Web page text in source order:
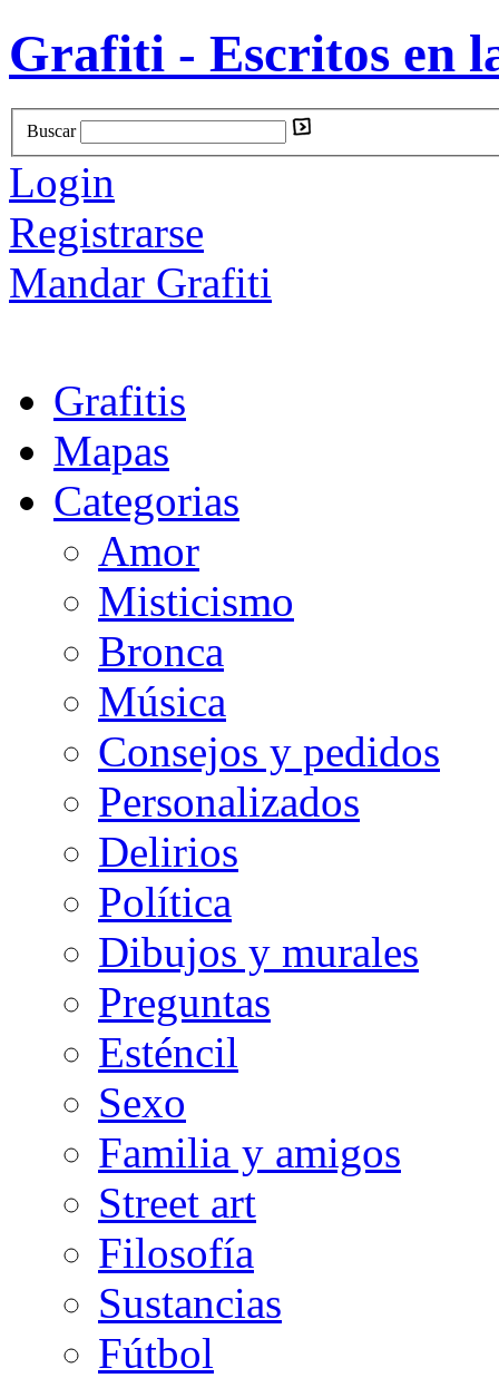
Grafiti - Escritos en
Buscar
Login
Registrarse
Mandar Grafiti
Grafitis
Mapas
Categorias
Amor
Misticismo
Bronca
Música
Consejos y pedidos
Personalizados
Delirios
Política
Dibujos y murales
Preguntas
Esténcil
Sexo
Familia y amigos
Street art
Filosofía
Sustancias
Fútbol